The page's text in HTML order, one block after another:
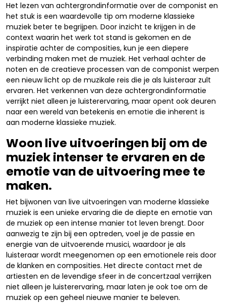
Het lezen van achtergrondinformatie over de componist en
het stuk is een waardevolle tip om moderne klassieke
muziek beter te begrijpen. Door inzicht te krijgen in de
context waarin het werk tot stand is gekomen en de
inspiratie achter de composities, kun je een diepere
verbinding maken met de muziek. Het verhaal achter de
noten en de creatieve processen van de componist werpen
een nieuw licht op de muzikale reis die je als luisteraar zult
ervaren. Het verkennen van deze achtergrondinformatie
verrijkt niet alleen je luisterervaring, maar opent ook deuren
naar een wereld van betekenis en emotie die inherent is
aan moderne klassieke muziek.
Woon live uitvoeringen bij om de
muziek intenser te ervaren en de
emotie van de uitvoering mee te
maken.
Het bijwonen van live uitvoeringen van moderne klassieke
muziek is een unieke ervaring die de diepte en emotie van
de muziek op een intense manier tot leven brengt. Door
aanwezig te zijn bij een optreden, voel je de passie en
energie van de uitvoerende musici, waardoor je als
luisteraar wordt meegenomen op een emotionele reis door
de klanken en composities. Het directe contact met de
artiesten en de levendige sfeer in de concertzaal verrijken
niet alleen je luisterervaring, maar laten je ook toe om de
muziek op een geheel nieuwe manier te beleven.